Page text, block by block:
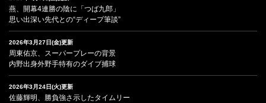
燕、開幕4連勝の陰に「つば九郎」
思い出深い先代との“ディープ筆談”
2026年3月27日(金)更新
周東佑京、スーパープレーの背景
内野出身外野手特有のダイブ捕球
2026年3月24日(火)更新
佐藤輝明、勝負強さ示したタイムリー